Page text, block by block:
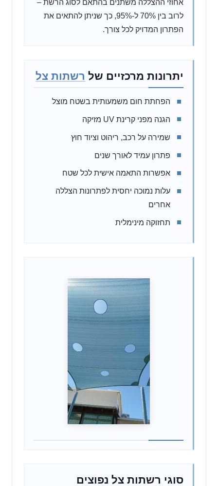
אחוזי ההצללה משתנים בהתאם לסוג הרשת –
לרוב בין 70% ל-95%, כך שניתן להתאים את
הפתרון המדויק לכל צורך.
יתרונות מרכזיים של רשתות צל
הפחתת חום משמעותית בשטח מוצל
הגנה מפני קרינת UV מזיקה
שמירה על רכב, ריהוט וציוד חוץ
פתרון עמיד לאורך שנים
אפשרות התאמה אישית לכל שטח
עלות נמוכה יחסית לפתרונות הצללה
אחרים
תחזוקה מינימלית
סוגי רשתות צל נפוצים